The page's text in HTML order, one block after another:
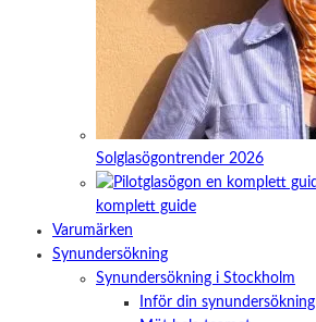
Solglasögontrender 2026
komplett guide
Varumärken
Synundersökning
Synundersökning i Stockholm
Inför din synundersökning